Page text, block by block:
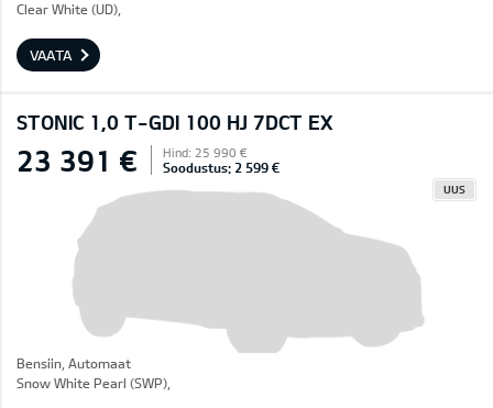
Clear White (UD),
VAATA
STONIC 1,0 T-GDI 100 HJ 7DCT EX
23 391 € Hind: 25 990 €
Soodustus: 2 599 €
UUS
Bensiin, Automaat
Snow White Pearl (SWP),